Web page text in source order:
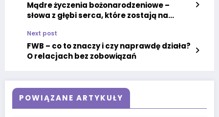
Mądre życzenia bożonarodzeniowe –
słowa z głębi serca, które zostają na
Next post
FWB – co to znaczy i czy naprawdę działa?
O relacjach bez zobowiązań
POWIĄZANE ARTYKUŁY